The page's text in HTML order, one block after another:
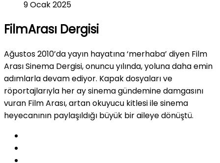
9 Ocak 2025
FilmArası Dergisi
Ağustos 2010’da yayın hayatına ‘merhaba’ diyen Film
Arası Sinema Dergisi, onuncu yılında, yoluna daha emin
adımlarla devam ediyor. Kapak dosyaları ve
röportajlarıyla her ay sinema gündemine damgasını
vuran Film Arası, artan okuyucu kitlesi ile sinema
heyecanının paylaşıldığı büyük bir aileye dönüştü.